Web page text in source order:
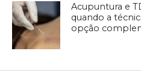
Acupuntura e
quando a
opção